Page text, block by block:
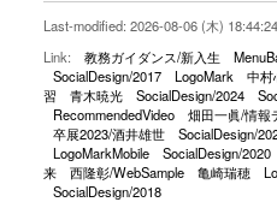
Last-modified: 2026-08-06 (木) 18:44:24
Link:
教務ガイダンス/新入生
SocialDesign/2017
LogoMark 中村
習
青木暁光 SocialDesign/2024
RecommendedVideo
畑田一眞/情
卒展2023/酒井雄世
SocialDesign/
LogoMarkMobile
SocialDesign/2020
来
西隆彰/WebSample 亀崎瑞穂
SocialDesign/2018